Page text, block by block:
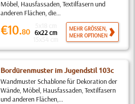
Möbel, Hausfassaden, Textilfasern und
anderen Flächen, die...
€10.80 6x22 cm
MEHR GRÖSSEN,
MEHR OPTIONEN
Bordürenmuster im Jugendstil 103c
Wandmuster Schablone für Dekoration der
Wände, Möbel, Hausfassaden, Textilfasern
und anderen Flächen,...